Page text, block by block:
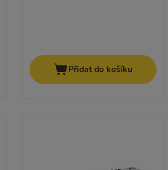
Přidat do košíku